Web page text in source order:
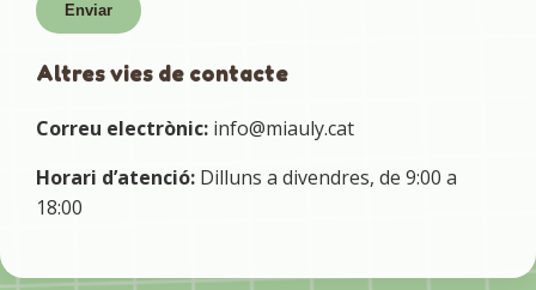
Enviar
Altres vies de contacte
Correu electrònic: info@miauly.cat
Horari d’atenció: Dilluns a divendres, de 9:00 a
18:00